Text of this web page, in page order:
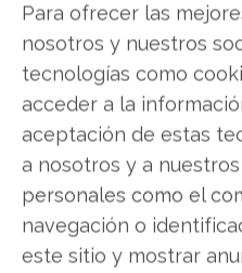
Para ofrecer las
nosotros y nuestros
tecnologías como
acceder a la
aceptación de estas
a nosotros y a
personales como el
navegación o
este sitio y mostrar
duermes. Descubrirás
aplicar esta estrategia
dejado sobre la mesa,
inteligentes generan
independientemente
Acceso al webinar:
Dorada